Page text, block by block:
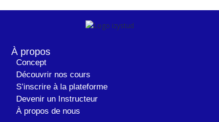
À propos
Concept
Découvrir nos cours
S’inscrire à la plateforme
Devenir un Instructeur
À propos de nous